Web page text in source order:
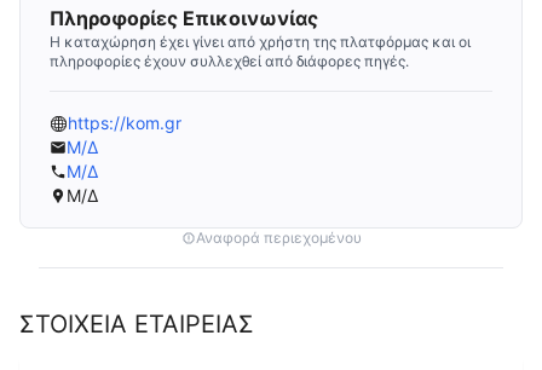
Πληροφορίες Επικοινωνίας
Η καταχώρηση έχει γίνει από χρήστη της πλατφόρμας και οι
πληροφορίες έχουν συλλεχθεί από διάφορες πηγές.
https://kom.gr
Μ/Δ
Μ/Δ
Μ/Δ
Αναφορά περιεχομένου
ΣΤΟΙΧΕΙΑ ΕΤΑΙΡΕΙΑΣ